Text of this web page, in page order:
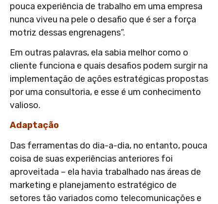
pouca experiência de trabalho em uma empresa
nunca viveu na pele o desafio que é ser a força
motriz dessas engrenagens”.
Em outras palavras, ela sabia melhor como o
cliente funciona e quais desafios podem surgir na
implementação de ações estratégicas propostas
por uma consultoria, e esse é um conhecimento
valioso.
Adaptação
Das ferramentas do dia-a-dia, no entanto, pouca
coisa de suas experiências anteriores foi
aproveitada – ela havia trabalhado nas áreas de
marketing e planejamento estratégico de
setores tão variados como telecomunicações e